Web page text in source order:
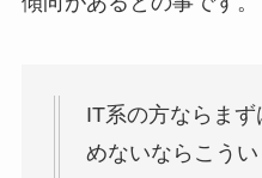
IT系の方ならま
めないならこう